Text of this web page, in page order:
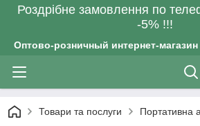
Роздрiбне замовлення по
-5% !!!
Оптово-розничный интернет-
Товари та послуги Портативна